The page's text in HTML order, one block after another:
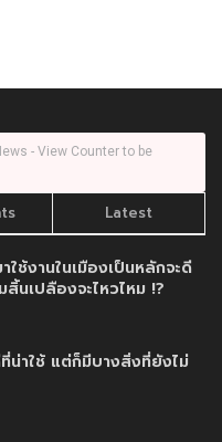
- View Counter to be
Latest
ใช้งานในเมืองเป็นหลักจะดี
นเปลืองจะไหวไหม !?
น่าใช้ แต่ก็มีบางสิ่งที่ยังไม่